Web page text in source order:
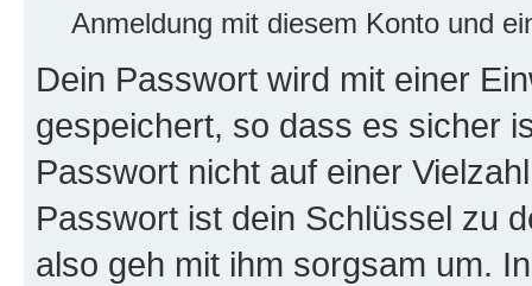
Anmeldung mit diesem Konto und
Dein Passwort wird mit einer
gespeichert, so dass es sicher
Passwort nicht auf einer
Passwort ist dein Schlüssel zu
also geh mit ihm sorgsam um.